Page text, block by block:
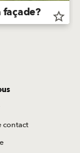
star_border
contact